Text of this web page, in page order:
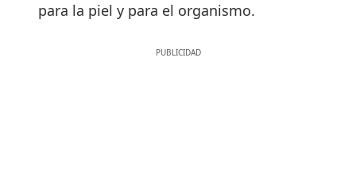
para la piel y para el organismo.